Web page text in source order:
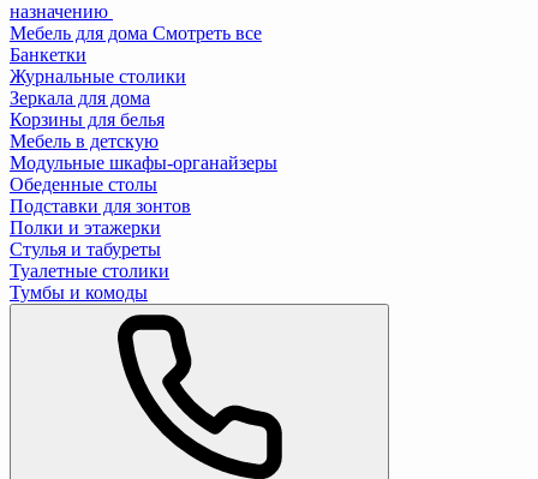
назначению
Мебель для дома Смотреть все
Банкетки
Журнальные столики
Зеркала для дома
Корзины для белья
Мебель в детскую
Модульные шкафы-органайзеры
Обеденные столы
Подставки для зонтов
Полки и этажерки
Стулья и табуреты
Туалетные столики
Тумбы и комоды